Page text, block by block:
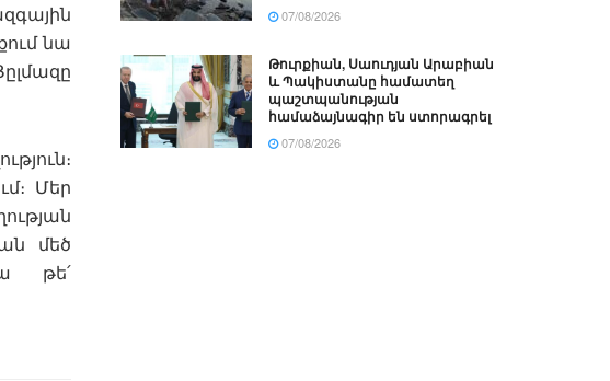
նա
Մեր
մեծ
թե՛
07/08/2026
Թուրքիան, Սաուդյան Արաբիան
և Պակիստանը համատեղ
պաշտպանության
համաձայնագիր են ստորագրել
07/08/2026